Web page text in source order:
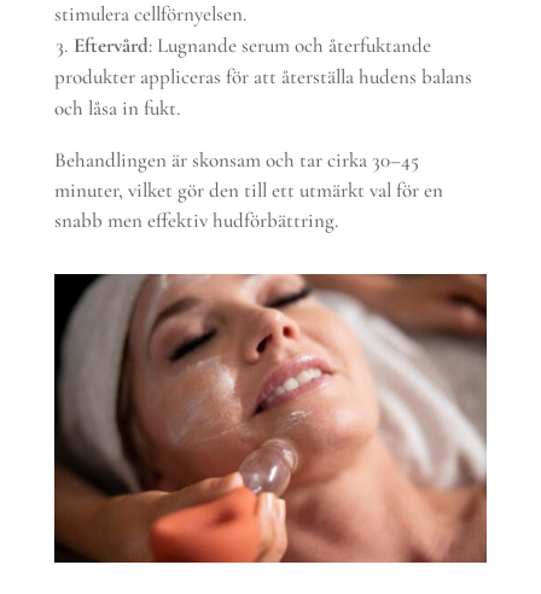
stimulera cellförnyelsen.
Eftervård: Lugnande serum och återfuktande
produkter appliceras för att återställa hudens balans
och låsa in fukt.
Behandlingen är skonsam och tar cirka 30–45
minuter, vilket gör den till ett utmärkt val för en
snabb men effektiv hudförbättring.